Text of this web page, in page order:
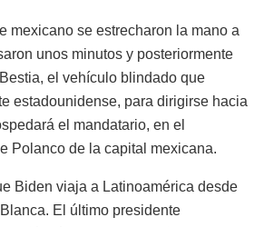
mexicano se estrecharon la mano a
unos minutos y posteriormente
el vehículo blindado que
estadounidense, para dirigirse hacia
el mandatario, en el
Polanco de la capital mexicana.
Biden viaja a Latinoamérica desde
El último presidente